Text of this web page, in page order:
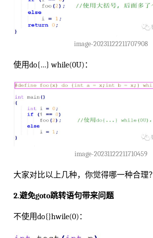
image-20231122211707908
使用do{…} while(0U)：
image-20231122211710459
大家对比以上几种，你觉得哪一种合理？
2.避免goto跳转语句带来问题
不使用do{}hwile(0)：